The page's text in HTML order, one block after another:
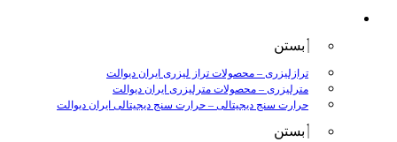
بستن
ترازلیزری – محصولات تراز لیزری ایران دیوالت
مترلیزری – محصولات مترلیزری ایران دیوالت
حرارت سنج دیجیتالی – حرارت سنج دیجیتالی ایران دیوالت
بستن